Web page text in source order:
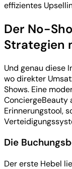
effizientes
Der No-
Strategien
Und genau diese
wo direkter
Shows. Eine
ConciergeBeauty
Erinnerungstool,
Die
Der erste Hebel